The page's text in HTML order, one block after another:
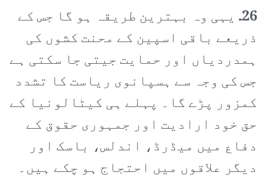
26۔ یہی وہ بہترین طریقہ ہو گا جس کے
ذریعے باقی اسپین کے محنت کشوں کی
ہمدردیاں اور حمایت جیتی جا سکتی ہے
جس کی وجہ سے ہسپانوی ریاست کا تشدد
کمزور پڑے گا۔ پہلے ہی کیٹالونیا کے
حق خود ارادیت اور جمہوری حقوق کے
دفاع میں میڈرڈ، اندلس، باسک اور
دیگر علاقوں میں احتجاج ہو چکے ہیں۔